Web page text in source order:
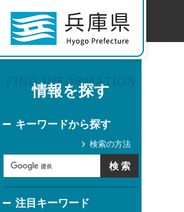
情報を探す
キーワードから探す
検索の方法
注目キーワード